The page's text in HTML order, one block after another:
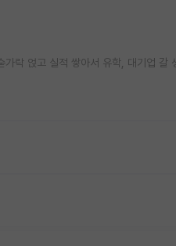
락 얹고 실적 쌓아서 유학, 대기업 갈